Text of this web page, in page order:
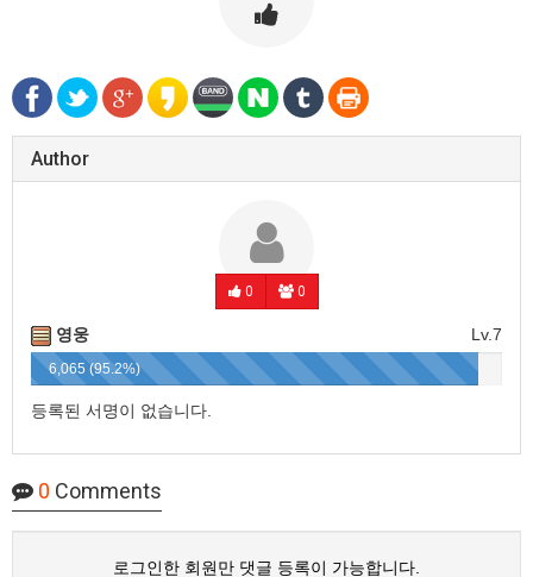
Author
0 0
Lv.7
영웅
6,065 (95.2%)
등록된 서명이 없습니다.
0 Comments
로그인한 회원만 댓글 등록이 가능합니다.